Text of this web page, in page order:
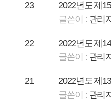
23
2022년도 제
관리
22
2022년도 제
관리
21
2022년도 제
관리